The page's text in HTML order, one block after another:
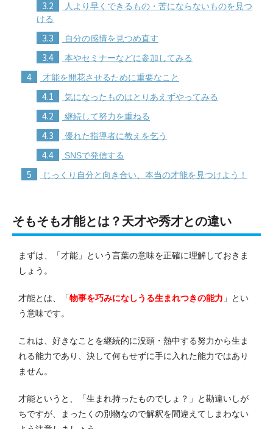
3.2
人より早くできるもの・苦にならないものを見つ
ける
3.3 自分の感情を見つめ直す
3.4 本やセミナーなどに参加してみる
4 才能を開花させるために重要なこと
4.1 気になったものはとりあえずやってみる
4.2 継続して努力を重ねる
4.3 優れた指導者に教えを乞う
4.4 SNSで発信する
5 じっくり自分と向き合い、本当の才能を見つけよう！
そもそも才能とは？天才や秀才との違い
まずは、「才能」という言葉の意味を正確に理解しておきま
しょう。
才能とは、「物事を巧みになしうる生まれつきの能力 」とい
う意味です。
これは、好きなことを継続的に没頭・熱中する努力から生ま
れる能力であり、決して何もせずに手に入れた能力ではあり
ません。
才能というと、「生まれ持ったものでしょ？」と勘違いしが
ちですが、まったくの別物なので解釈を間違えてしまわない